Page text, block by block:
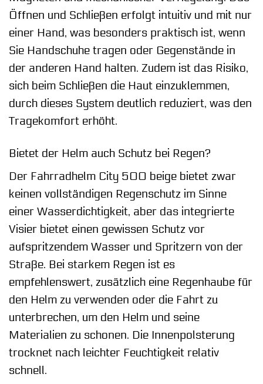
Öffnen und Schließen erfolgt intuitiv und mit nur
einer Hand, was besonders praktisch ist, wenn
Sie Handschuhe tragen oder Gegenstände in
der anderen Hand halten. Zudem ist das Risiko,
sich beim Schließen die Haut einzuklemmen,
durch dieses System deutlich reduziert, was den
Tragekomfort erhöht.
Bietet der Helm auch Schutz bei Regen?
Der Fahrradhelm City 500 beige bietet zwar
keinen vollständigen Regenschutz im Sinne
einer Wasserdichtigkeit, aber das integrierte
Visier bietet einen gewissen Schutz vor
aufspritzendem Wasser und Spritzern von der
Straße. Bei starkem Regen ist es
empfehlenswert, zusätzlich eine Regenhaube für
den Helm zu verwenden oder die Fahrt zu
unterbrechen, um den Helm und seine
Materialien zu schonen. Die Innenpolsterung
trocknet nach leichter Feuchtigkeit relativ
schnell.